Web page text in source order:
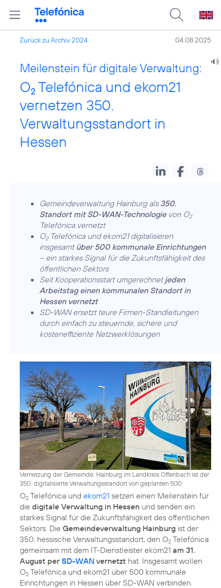
Zurück zu Archiv 2024 04.08.2025
Meilenstein für digitale Verwaltung:
O2 Telefónica und ekom21
vernetzen 350.
Verwaltungsstandort in
Hessen
Gemeindeverwaltung Hainburg als 350.
Standort mit SD-WAN-Technologievon O2
Telefónica vernetzt
O2Telefónica und ekom21 digitalisieren
insgesamtüber 500 kommunale Einrichtungen
– ein starkes Signal für die Zukunftsfähigkeit des
öffentlichen Sektors
Seit Kooperationsstart umgerechnetjeden
Arbeitstag einen kommunalen Standort in
Hessen vernetzt
SD-WAN ersetzt teure Firmen-Standleitungen
durch einfach zu steuernde, sichere und
kosteneffiziente Netzwerklösungen
Vernetzung der Gemeinde: Hainburg im Landkreis Offenbach ist der
350. digitalisierte Verwaltungsstandort von geplanten 500
O2 Telefónica und ekom21 setzen einen Meilenstein für
die digitale Verwaltung in Hessen und senden ein
starkes Signal für die Zukunftsfähigkeit des öffentlichen
Sektors. Die Gemeindeverwaltung Hainburg ist der
350. hessische Verwaltungsstandort, den O2 Telefónica
gemeinsam mit dem IT-Dienstleister ekom21 am 31.
August per SD-WAN vernetzt hat. Insgesamt wollen
O2 Telefónica und ekom21 über 500 kommunale
Einrichtungen in Hessen über SD-WAN verbinden.